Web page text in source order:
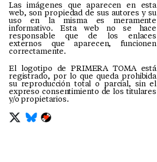
Las imágenes que aparecen en esta
web, son propiedad de sus autores y su
uso en la misma es meramente
informativo. Esta web no se hace
responsable que de los enlaces
externos que aparecen, funcionen
correctamente.
El logotipo de PRIMERA TOMA está
registrado, por lo que queda prohibida
su reproducción total o parcial, sin el
expreso consentimiento de los titulares
y/o propietarios.